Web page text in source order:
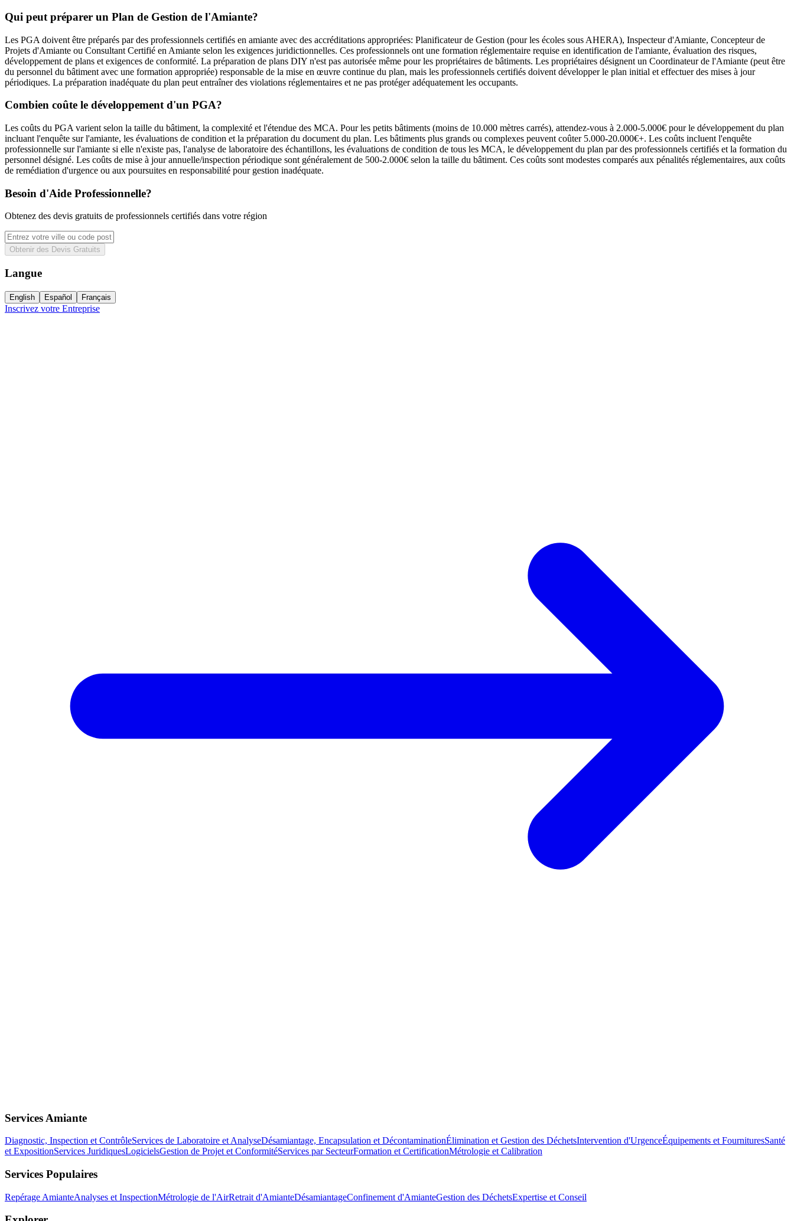
Qui peut préparer un Plan de Gestion de l'Amiante?
Les PGA doivent être préparés par des professionnels certifiés en amiante avec des accréditations appropriées: Planificateur de Gestion (pour les écoles sous AHERA), Inspecteur d'Amiante, Concepteur de
Projets d'Amiante ou Consultant Certifié en Amiante selon les exigences juridictionnelles. Ces professionnels ont une formation réglementaire requise en identification de l'amiante, évaluation des risques,
développement de plans et exigences de conformité. La préparation de plans DIY n'est pas autorisée même pour les propriétaires de bâtiments. Les propriétaires désignent un Coordinateur de l'Amiante (peut être
du personnel du bâtiment avec une formation appropriée) responsable de la mise en œuvre continue du plan, mais les professionnels certifiés doivent développer le plan initial et effectuer des mises à jour
périodiques. La préparation inadéquate du plan peut entraîner des violations réglementaires et ne pas protéger adéquatement les occupants.
Combien coûte le développement d'un PGA?
Les coûts du PGA varient selon la taille du bâtiment, la complexité et l'étendue des MCA. Pour les petits bâtiments (moins de 10.000 mètres carrés), attendez-vous à 2.000-5.000€ pour le développement du plan
incluant l'enquête sur l'amiante, les évaluations de condition et la préparation du document du plan. Les bâtiments plus grands ou complexes peuvent coûter 5.000-20.000€+. Les coûts incluent l'enquête
professionnelle sur l'amiante si elle n'existe pas, l'analyse de laboratoire des échantillons, les évaluations de condition de tous les MCA, le développement du plan par des professionnels certifiés et la formation du
personnel désigné. Les coûts de mise à jour annuelle/inspection périodique sont généralement de 500-2.000€ selon la taille du bâtiment. Ces coûts sont modestes comparés aux pénalités réglementaires, aux coûts
de remédiation d'urgence ou aux poursuites en responsabilité pour gestion inadéquate.
Besoin d'Aide Professionnelle?
Obtenez des devis gratuits de professionnels certifiés dans votre région
Obtenir des Devis Gratuits
Langue
English Español Français
Inscrivez votre Entreprise
Services Amiante
Diagnostic, Inspection et ContrôleServices de Laboratoire et AnalyseDésamiantage, Encapsulation et DécontaminationÉlimination et Gestion des DéchetsIntervention d'UrgenceÉquipements et FournituresSanté
et ExpositionServices JuridiquesLogicielsGestion de Projet et ConformitéServices par SecteurFormation et CertificationMétrologie et Calibration
Services Populaires
Repérage AmianteAnalyses et InspectionMétrologie de l'AirRetrait d'AmianteDésamiantageConfinement d'AmianteGestion des DéchetsExpertise et Conseil